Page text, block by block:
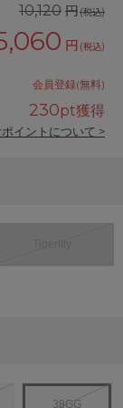
10,120 円(税込)
円 (税込)
会員登録(無料)
230pt獲得
イントについて >
38GG